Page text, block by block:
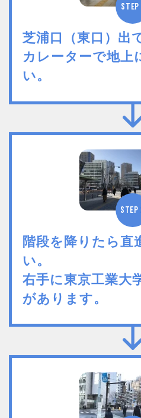
STEP
芝浦口（東口）出
カレーターで地上
い。
STEP
階段を降りたら直
い。
右手に東京工業大
があります。